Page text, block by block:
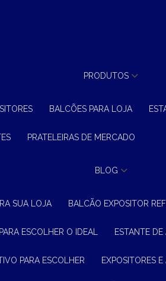
PRODUTOS
BALCÕES PARA LOJA
PRATELEIRAS DE MERCADO
BLOG
SUA LOJA BALCÃO EXPOSITOR
ESCOLHER O IDEAL ESTANTE
PARA ESCOLHER EXPOSITORES